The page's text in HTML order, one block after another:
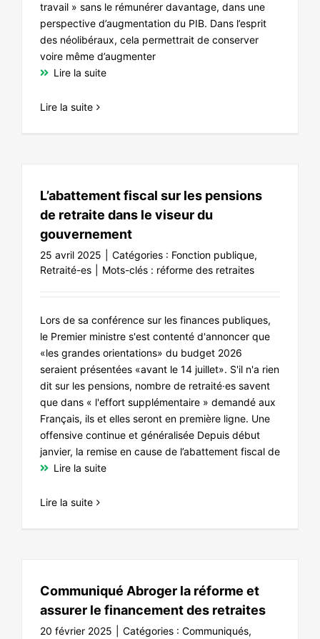
travail » sans le rémunérer davantage, dans une
perspective d’augmentation du PIB. Dans l’esprit
des néolibéraux, cela permettrait de conserver
voire même d’augmenter
Lire la suite
Lire la suite
L’abattement fiscal sur les pensions
de retraite dans le viseur du
gouvernement
25 avril 2025 Catégories : Fonction publique,
Retraité-es
Mots-clés : réforme des retraites
Lors de sa conférence sur les finances publiques,
le Premier ministre s'est contenté d'annoncer que
«les grandes orientations» du budget 2026
seraient présentées «avant le 14 juillet». S'il n'a rien
dit sur les pensions, nombre de retraité·es savent
que dans « l'effort supplémentaire » demandé aux
Français, ils et elles seront en première ligne. Une
offensive continue et généralisée Depuis début
janvier, la remise en cause de l’abattement fiscal de
Lire la suite
Lire la suite
Communiqué Abroger la réforme et
assurer le financement des retraites
20 février 2025 Catégories : Communiqués,